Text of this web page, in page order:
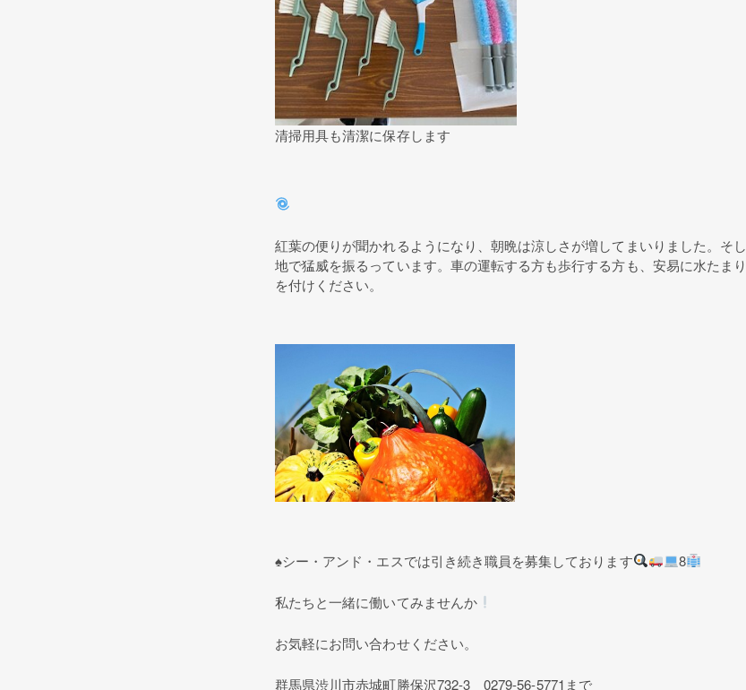
清掃用具も清潔に保存します
紅葉の便りが聞かれるようになり、朝晩は涼しさが増してまいりました。そ
地で猛威を振るっています。車の運転する方も歩行する方も、安易に水たま
を付けください。
♠シー・アンド・エスでは引き続き職員を募集しております 8
私たちと一緒に働いてみませんか
お気軽にお問い合わせください。
群馬県渋川市赤城町勝保沢732-3 0279-56-5771まで